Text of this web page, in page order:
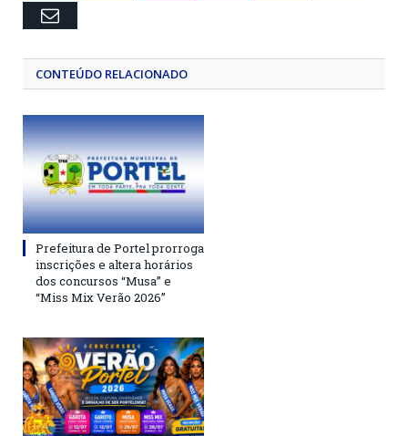
Email
CONTEÚDO RELACIONADO
Prefeitura de Portel prorroga
inscrições e altera horários
dos concursos “Musa” e
“Miss Mix Verão 2026”